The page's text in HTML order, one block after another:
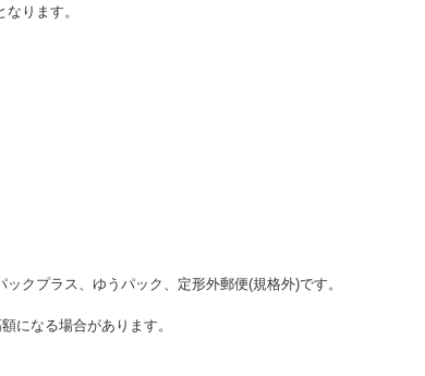
ります。
クプラス、ゆうパック、定形外郵便(規格外)です。
になる場合があります。